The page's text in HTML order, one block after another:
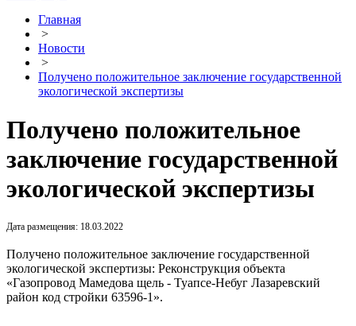
Главная
>
Новости
>
Получено положительное заключение государственной
экологической экспертизы
Получено положительное
заключение государственной
экологической экспертизы
Дата размещения: 18.03.2022
Получено положительное заключение государственной
экологической экспертизы: Реконструкция объекта
«Газопровод Мамедова щель - Туапсе-Небуг Лазаревский
район код стройки 63596-1».